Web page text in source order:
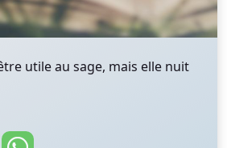
utile au sage, mais elle nuit